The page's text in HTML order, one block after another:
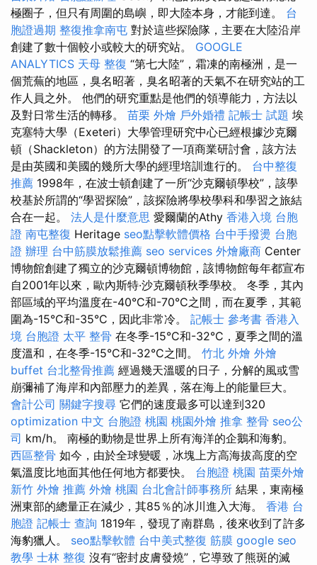
極圈子，但只有周圍的島嶼，即大陸本身，才能到達。 台
胞證過期 整復推拿南屯 對於這些探險隊，主要在大陸沿岸
創建了數十個較小或較大的研究站。 GOOGLE
ANALYTICS 天母 整復 “第七大陸”，霜凍的南極洲，是一
個荒蕪的地區，臭名昭著，臭名昭著的天氣不在研究站的工
作人員之外。 他們的研究重點是他們的領導能力，方法以
及對日常生活的轉移。 苗栗 外燴 戶外婚禮 記帳士 試題 埃
克塞特大學（Exeteri）大學管理研究中心已經根據沙克爾
頓（Shackleton）的方法開發了一項商業研討會，該方法
是由英國和美國的幾所大學的經理培訓進行的。 台中整復
推薦 1998年，在波士頓創建了一所“沙克爾頓學校”，該學
校基於所謂的“學習探險”，該探險將學校學科和學習之旅結
合在一起。 法人是什麼意思 愛爾蘭的Athy 香港入境 台胞
證 南屯整復 Heritage seo點擊軟體價格 台中手撥燙 台胞
證 辦理 台中筋膜放鬆推薦 seo services 外燴廠商 Center
博物館創建了獨立的沙克爾頓博物館，該博物館每年都宣布
自2001年以來，歐內斯特·沙克爾頓秋季學校。 冬季，其內
部區域的平均溫度在-40°C和-70°C之間，而在夏季，其範
圍為-15°C和-35°C，因此非常冷。 記帳士 參考書 香港入
境 台胞證 太平 整骨 在冬季-15°C和-32°C，夏季之間的溫
度溫和，在冬季-15°C和-32°C之間。 竹北 外燴 外燴
buffet 台北整骨推薦 經過幾天溫暖的日子，分解的風或雪
崩彌補了海岸和內部壓力的差異，落在海上的能量巨大。
會計公司 關鍵字搜尋 它們的速度最多可以達到320
optimization 中文 台胞證 桃園 桃園外燴 推拿 整骨 seo公
司 km/h。 南極的動物是世界上所有海洋的企鵝和海豹。
西區整骨 如今，由於全球變暖，冰塊上方高海拔高度的空
氣溫度比地面其他任何地方都要快。 台胞證 桃園 苗栗外燴
新竹 外燴 推薦 外燴 桃園 台北會計師事務所 結果，東南極
洲東部的總量正在減少，其85％的冰川進入大海。 香港 台
胞證 記帳士 查詢 1819年，發現了南群島，後來收到了許多
海豹獵人。 seo點擊軟體 台中美式整復 筋膜 google seo
教學 士林 整復 沒有“密封皮膚發燒”，它導致了熊斑的滅